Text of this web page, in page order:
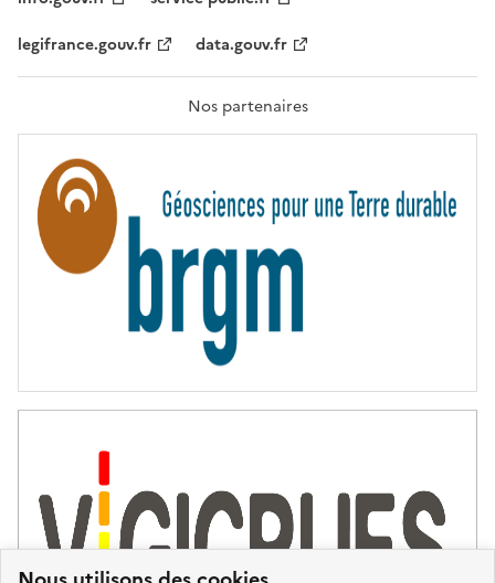
F
A
T
R
T
É
legifrance.gouv.fr
data.gouv.fr
Nos partenaires